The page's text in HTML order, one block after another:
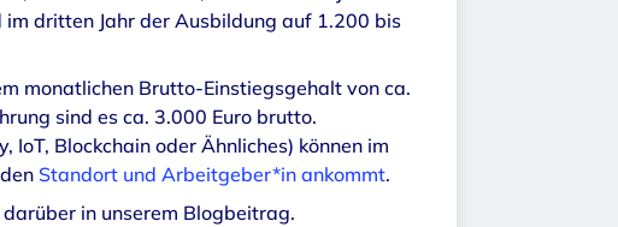
dritten Jahr der Ausbildung auf 1.200 bis
monatlichen Brutto-Einstiegsgehalt von ca.
sind es ca. 3.000 Euro brutto.
Blockchain oder Ähnliches) können im
Standort und Arbeitgeber*in ankommt.
in unserem Blogbeitrag.